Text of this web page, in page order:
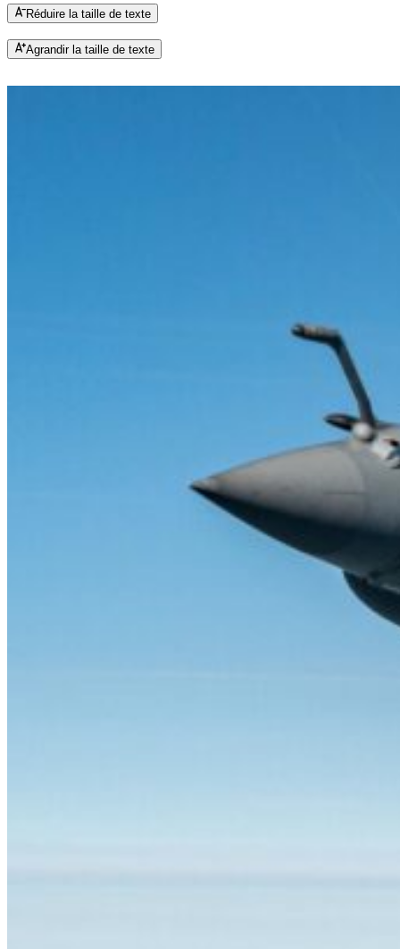
Réduire la taille de texte
Agrandir la taille de texte